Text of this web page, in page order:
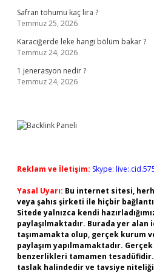
Safran tohumu kaç lira ?
Temmuz 25, 2026
Karaciğerde leke hangi bölüm bakar ?
Temmuz 24, 2026
1 jenerasyon nedir ?
Temmuz 24, 2026
Reklam ve İletişim: Skype:
Yasal Uyarı: Bu internet sitesi,
veya şahıs şirketi ile hiçbir
Sitede yalnızca kendi
paylaşılmaktadır. Burada yer
taşımamakta olup, gerçek kurum
paylaşım yapılmamaktadır.
benzerlikleri tamamen
taslak halindedir ve tavsiye niteliği